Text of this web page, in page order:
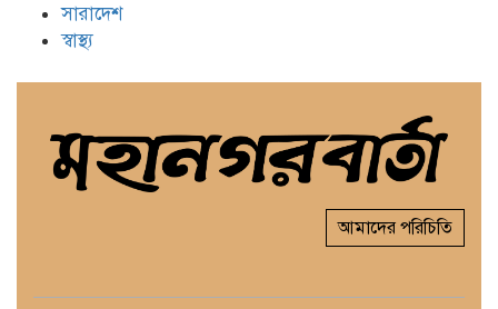
সারাদেশ
স্বাস্থ্য
আমাদের পরিচিতি